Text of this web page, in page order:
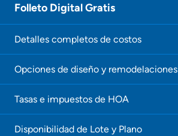
n
e
e
c
t
Folleto Digital Gratis
Detalles completos de costos
Opciones de diseño y remodelaciones
Tasas e impuestos de HOA
Disponibilidad de Lote y Plano